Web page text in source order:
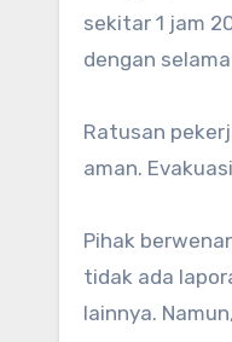
sekitar 1 jam
dengan
Ratusan
aman.
Pihak
tidak ada
lainnya.